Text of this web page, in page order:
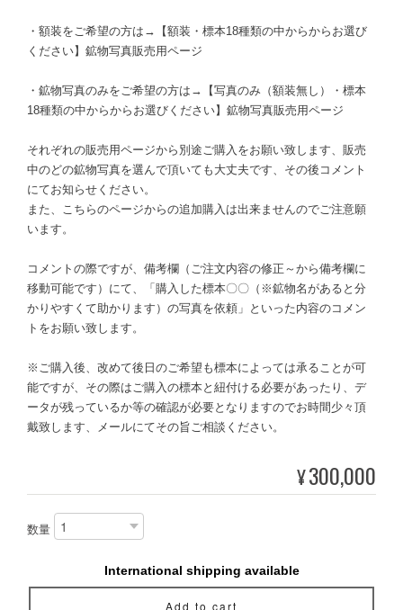
・額装をご希望の方は→【額装・標本18種類の中からからお選び
ください】鉱物写真販売用ページ
・鉱物写真のみをご希望の方は→【写真のみ（額装無し）・標本
18種類の中からからお選びください】鉱物写真販売用ページ
それぞれの販売用ページから別途ご購入をお願い致します、販売
中のどの鉱物写真を選んで頂いても大丈夫です、その後コメント
にてお知らせください。
また、こちらのページからの追加購入は出来ませんのでご注意願
います。
コメントの際ですが、備考欄（ご注文内容の修正～から備考欄に
移動可能です）にて、「購入した標本〇〇（※鉱物名があると分
かりやすくて助かります）の写真を依頼」といった内容のコメン
トをお願い致します。
※ご購入後、改めて後日のご希望も標本によっては承ることが可
能ですが、その際はご購入の標本と紐付ける必要があったり、デ
ータが残っているか等の確認が必要となりますのでお時間少々頂
戴致します、メールにてその旨ご相談ください。
¥300,000
数量
International shipping available
Add to cart